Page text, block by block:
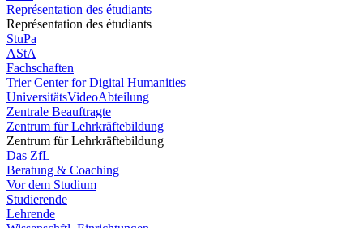
Représentation des étudiants
Représentation des étudiants
StuPa
AStA
Fachschaften
Trier Center for Digital Humanities
UniversitätsVideoAbteilung
Zentrale Beauftragte
Zentrum für Lehrkräftebildung
Zentrum für Lehrkräftebildung
Das ZfL
Beratung & Coaching
Vor dem Studium
Studierende
Lehrende